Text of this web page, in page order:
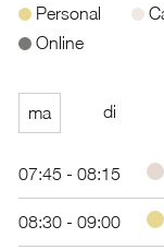
Personal
Online
ma di
07:45 - 08:15
08:30 - 09:00